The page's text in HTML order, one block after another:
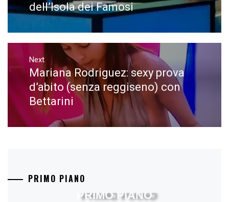
dell’Isola dei Famosi
Next
Next
post:
Mariana Rodriguez: sexy prova
d’abito (senza reggiseno) con
Bettarini
PRIMO PIANO
PRIMO PIANO